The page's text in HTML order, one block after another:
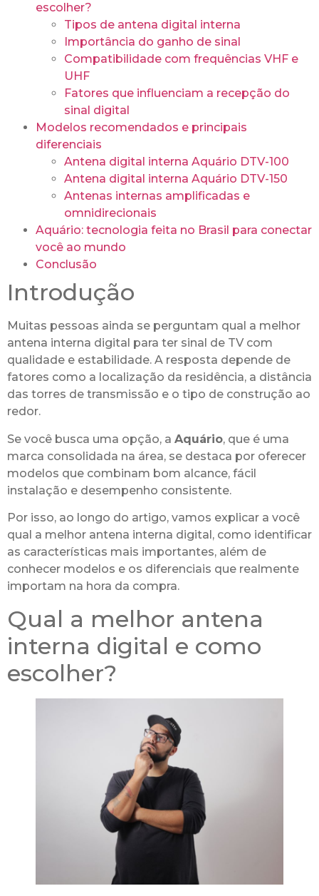
escolher?
Tipos de antena digital interna
Importância do ganho de sinal
Compatibilidade com frequências VHF e
UHF
Fatores que influenciam a recepção do
sinal digital
Modelos recomendados e principais
diferenciais
Antena digital interna Aquário DTV-100
Antena digital interna Aquário DTV-150
Antenas internas amplificadas e
omnidirecionais
Aquário: tecnologia feita no Brasil para conectar
você ao mundo
Conclusão
Introdução
Muitas pessoas ainda se perguntam qual a melhor
antena interna digital para ter sinal de TV com
qualidade e estabilidade. A resposta depende de
fatores como a localização da residência, a distância
das torres de transmissão e o tipo de construção ao
redor.
Se você busca uma opção, a Aquário, que é uma
marca consolidada na área, se destaca por oferecer
modelos que combinam bom alcance, fácil
instalação e desempenho consistente.
Por isso, ao longo do artigo, vamos explicar a você
qual a melhor antena interna digital, como identificar
as características mais importantes, além de
conhecer modelos e os diferenciais que realmente
importam na hora da compra.
Qual a melhor antena
interna digital e como
escolher?